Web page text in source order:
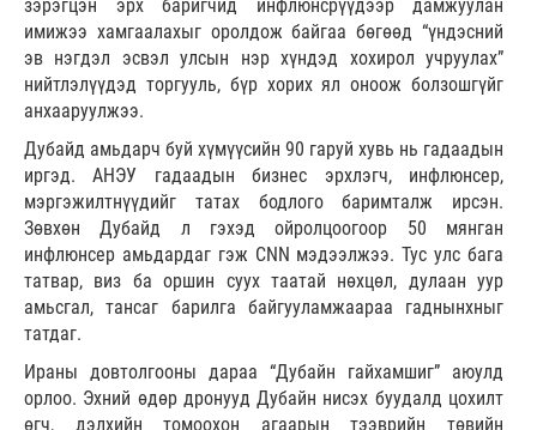
зэрэгцэн эрх баригчид инфлюнсрүүдээр дамжуулан
имижээ хамгаалахыг оролдож байгаа бөгөөд “үндэсний
эв нэгдэл эсвэл улсын нэр хүндэд хохирол учруулах”
нийтлэлүүдэд торгууль, бүр хорих ял оноож болзошгүйг
анхааруулжээ.
Дубайд амьдарч буй хүмүүсийн 90 гаруй хувь нь гадаадын
иргэд. АНЭУ гадаадын бизнес эрхлэгч, инфлюнсер,
мэргэжилтнүүдийг татах бодлого баримталж ирсэн.
Зөвхөн Дубайд л гэхэд ойролцоогоор 50 мянган
инфлюнсер амьдардаг гэж CNN мэдээлжээ. Тус улс бага
татвар, виз ба оршин суух таатай нөхцөл, дулаан уур
амьсгал, тансаг барилга байгууламжаараа гаднынхныг
татдаг.
Ираны довтолгооны дараа “Дубайн гайхамшиг” аюулд
орлоо. Эхний өдөр дронууд Дубайн нисэх буудалд цохилт
өгч, дэлхийн томоохон агаарын тээврийн төвийн